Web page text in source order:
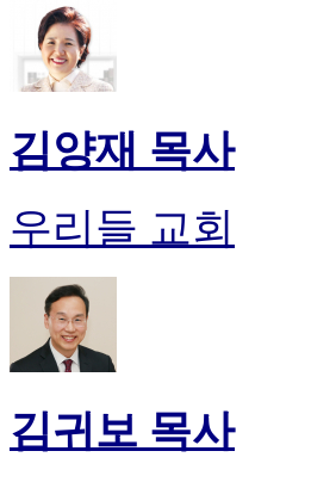
김양재 목사
우리들 교회
김귀보 목사